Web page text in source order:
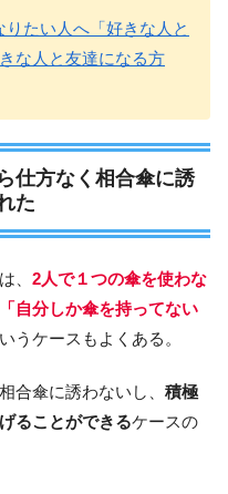
たい人へ「好きな人と
な人と友達になる方
仕方なく相合傘に誘
た
、 2人で１つの傘を使わな
自分しか傘を持ってない
うケースもよくある。
合傘に誘わないし、 積極
ることができるケースの